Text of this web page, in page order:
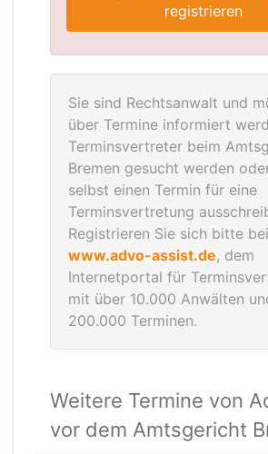
registrieren
Sie sind Rechtsanwalt und
über Termine informiert
Terminsvertreter beim
Bremen gesucht werden
selbst einen Termin für eine
Terminsvertretung
Registrieren Sie sich bitte bei
www.advo-assist.de, dem
Internetportal für
mit über 10.000 Anwälten
200.000 Terminen.
Weitere Termine von
vor dem Amtsgericht